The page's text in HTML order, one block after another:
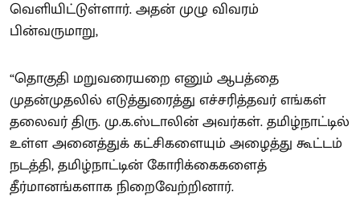
வெளியிட்டுள்ளார். அதன் முழு விவரம்
பின்வருமாறு,
“தொகுதி மறுவரையறை எனும் ஆபத்தை
முதன்முதலில் எடுத்துரைத்து எச்சரித்தவர் எங்கள்
தலைவர் திரு. மு.க.ஸ்டாலின் அவர்கள். தமிழ்நாட்டில்
உள்ள அனைத்துக் கட்சிகளையும் அழைத்து கூட்டம்
நடத்தி, தமிழ்நாட்டின் கோரிக்கைகளைத்
தீர்மானங்களாக நிறைவேற்றினார்.